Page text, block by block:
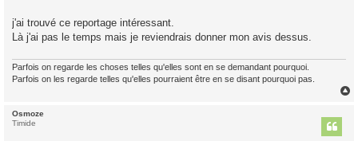
j'ai trouvé ce reportage intéressant.
Là j'ai pas le temps mais je reviendrais donner mon avis dessus.
Parfois on regarde les choses telles qu'elles sont en se demandant pourquoi.
Parfois on les regarde telles qu'elles pourraient être en se disant pourquoi pas.
Osmoze
Timide